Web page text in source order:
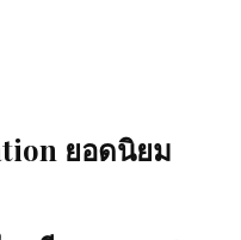
ยอดนิยม